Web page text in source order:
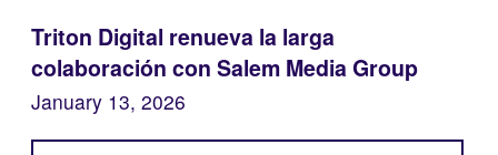
Triton Digital renueva la larga
colaboración con Salem Media Group
January 13, 2026